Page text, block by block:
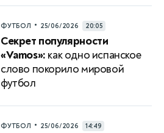
ФУТБОЛ • 25/06/2026 20:05
Секрет популярности
«Vamos»: как одно испанское
слово покорило мировой
футбол
ФУТБОЛ • 25/06/2026 14:49